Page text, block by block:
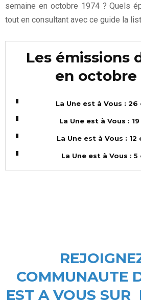
semaine en octobre 1974 ? Quels
tout en consultant avec ce guide la
Les émissions
en octobre
La Une est à Vous :
La Une est à Vous :
La Une est à Vous :
La Une est à Vous :
COMMUNAUTE
EST A VOUS SUR